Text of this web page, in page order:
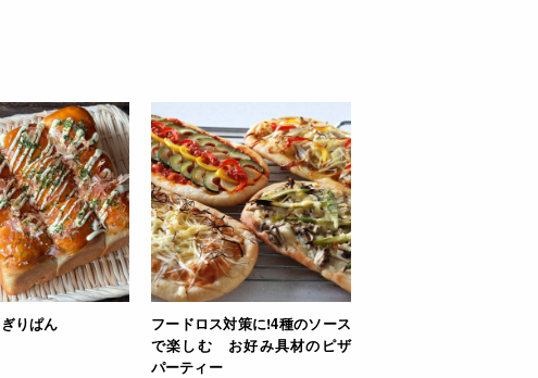
りぱん
フードロス対策に!4種のソース
で楽しむ お好み具材のピザ
パーティー